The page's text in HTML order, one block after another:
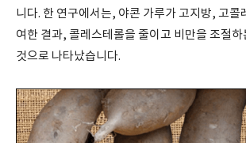
니다. 한 연구에서는, 야콘 가루가 고지방, 고콜
여한 결과, 콜레스테롤을 줄이고 비만을 조절하
것으로 나타났습니다.